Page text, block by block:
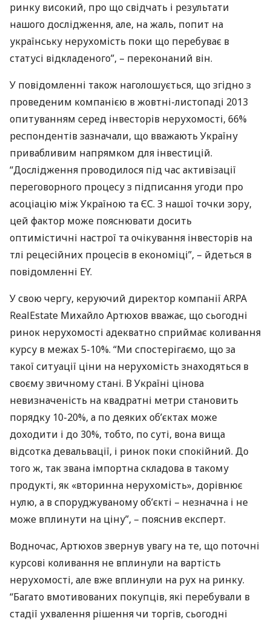
ринку високий, про що свідчать і результати
нашого дослідження, але, на жаль, попит на
українську нерухомість поки що перебуває в
статусі відкладеного”​​, – переконаний він.
У повідомленні також наголошується, що згідно з
проведеним компанією в жовтні-листопаді 2013
опитуванням серед інвесторів нерухомості, 66%
респондентів зазначали, що вважають Україну
привабливим напрямком для інвестицій.
“Дослідження проводилося під час активізації
переговорного процесу з підписання угоди про
асоціацію між Україною та ЄС. З нашої точки зору,
цей фактор може пояснювати досить
оптимістичні настрої та очікування інвесторів на
тлі рецесійних процесів в економіці”, – йдеться в
повідомленні EY.
У свою чергу, керуючий директор компанії ARPA
RealEstate Михайло Артюхов вважає, що сьогодні
ринок нерухомості адекватно сприймає коливання
курсу в межах 5-10%. “Ми спостерігаємо, що за
такої ситуації ціни на нерухомість знаходяться в
своєму звичному стані. В Україні цінова
невизначеність на квадратні метри становить
порядку 10-20%, а по деяких об’єктах може
доходити і до 30%, тобто, по суті, вона вища
відсотка девальвації, і ринок поки спокійний. До
того ж, так звана імпортна складова в такому
продукті, як «вторинна нерухомість», дорівнює
нулю, а в споруджуваному об’єкті – незначна і не
може вплинути на ціну”, – пояснив експерт.
Водночас, Артюхов звернув увагу на те, що поточні
курсові коливання не вплинули на вартість
нерухомості, але вже вплинули на рух на ринку.
“Багато вмотивованих покупців, які перебували в
стадії ухвалення рішення чи торгів, сьогодні